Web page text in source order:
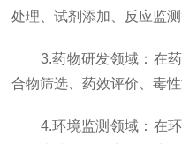
处理、试剂添加、反应监
3.药物研发领域：在药
合物筛选、药效评价、毒
4.环境监测领域：在环